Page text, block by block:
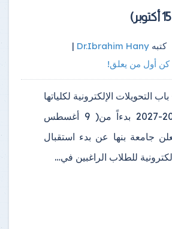
كتبه Dr.Ibrahim Hany
|
كن أول من يعلق!
التحويلات الإلكترونية لكلياتها
للعام الجامعي 2026-2027 بدءاً من( 9 أغسطس
تعلن جامعة بنها عن بدء استقبال
للطلاب الراغبين في…